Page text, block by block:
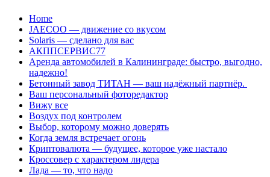
Перейти
содержанию
Home
JAECOO — движение со вкусом
Solaris — сделано для вас
АКППСЕРВИС77
Аренда автомобилей в Калининграде: быстро, выгодно,
надежно!
Бетонный завод ТИТАН — ваш надёжный партнёр.
Ваш персональный фоторедактор
Вижу все
Воздух под контролем
Выбор, которому можно доверять
Когда земля встречает огонь
Криптовалюта — будущее, которое уже настало
Кроссовер с характером лидера
Лада — то, что надо